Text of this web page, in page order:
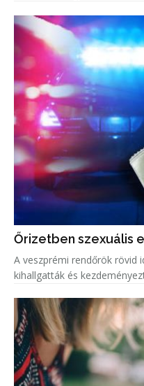
Őrizetben szexuális
A veszprémi rendőrök rövid
kihallgatták és